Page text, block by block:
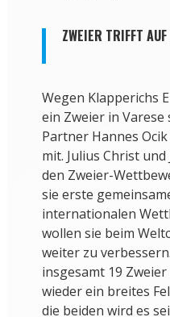
ZWEIER TRIFFT
Wegen Klapperichs
ein Zweier in
Partner Hannes
mit. Julius Christ
den Zweier-
sie erste
internationalen
wollen sie beim
weiter zu
insgesamt 19
wieder ein breites
die beiden wird es